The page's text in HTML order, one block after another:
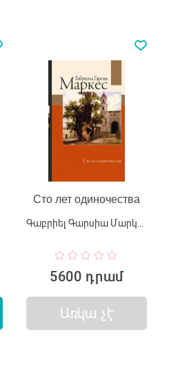
Сто лет одиночества
Գաբրիել Գարսիա Մարկես
5600 դրամ
Առկա չէ